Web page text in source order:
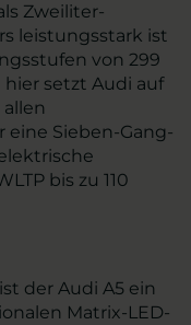
Zweiliter-
leistungsstark ist
von 299
hier setzt Audi auf
Sieben-Gang-
bis zu 110
der Audi A5 ein
Matrix-LED-